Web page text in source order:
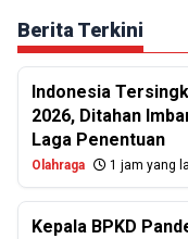
Berita Terkini
Indonesia
2026, Ditahan
Laga Penentuan
Olahraga 1 jam yang
Kepala BPKD